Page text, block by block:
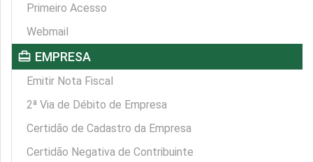
Primeiro Acesso
Webmail
card_travel EMPRESA
Emitir Nota Fiscal
2ª Via de Débito de Empresa
Certidão de Cadastro da Empresa
Certidão Negativa de Contribuinte